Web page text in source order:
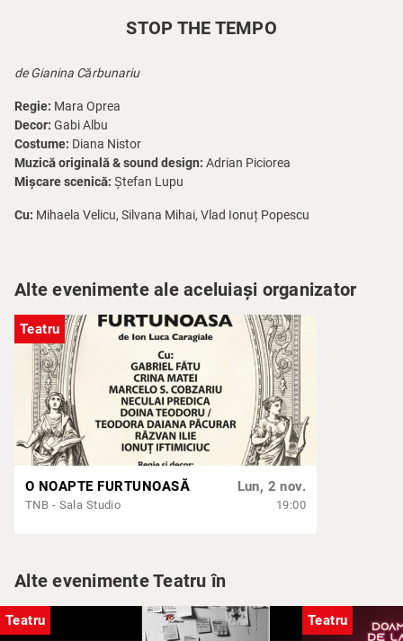
STOP THE TEMPO
de Gianina Cărbunariu
Regie: Mara Oprea
Decor: Gabi Albu
Costume: Diana Nistor
Muzică originală & sound design: Adrian Piciorea
Mișcare scenică: Ștefan Lupu
Cu: Mihaela Velicu, Silvana Mihai, Vlad Ionuț Popescu
Alte evenimente ale aceluiași organizator
Teatru
O NOAPTE FURTUNOASĂ
TNB - Sala Studio
Lun, 2 nov.
19:00
Alte evenimente Teatru în
Teatru Teatru